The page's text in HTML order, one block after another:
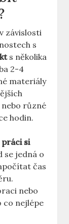
závislosti
s
s několika
2-4
materiály
různé
hodin.
práci si
se jedná o
čas
nebo
co nejlépe